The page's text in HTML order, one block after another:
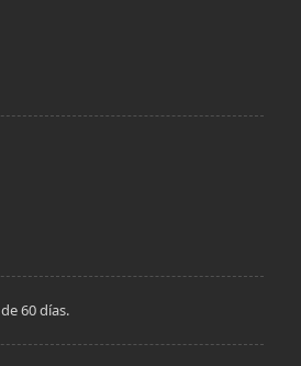
de 60 días.